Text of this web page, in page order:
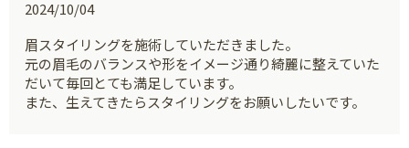
2024/10/04
眉スタイリングを施術していただきました。
元の眉毛のバランスや形をイメージ通り綺麗に整えていた
だいて毎回とても満足しています。
また、生えてきたらスタイリングをお願いしたいです。